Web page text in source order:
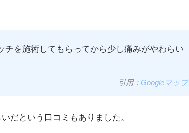
チを施術してもらってから少し痛みがやわらい
引用： Googleマップ
だという口コミもありました。